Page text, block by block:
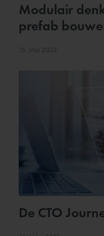
Modulair
prefab
15. Mai 2023
De CTO